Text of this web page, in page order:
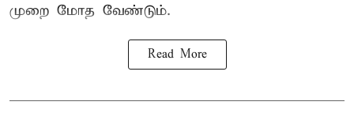
முறை மோத வேண்டும்.
Read More